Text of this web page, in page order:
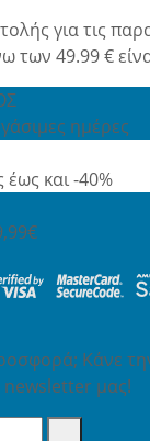
για τις
των 49.99 €
ημέρες
και -40%
Κάνε
newsletter μας!